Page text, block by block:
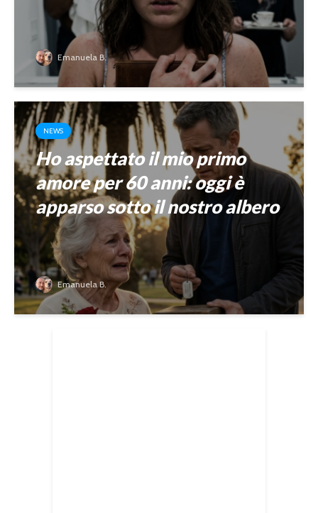
Emanuela B.
NEWS
Ho aspettato il mio primo
amore per 60 anni: oggi è
apparso sotto il nostro albero
Emanuela B.